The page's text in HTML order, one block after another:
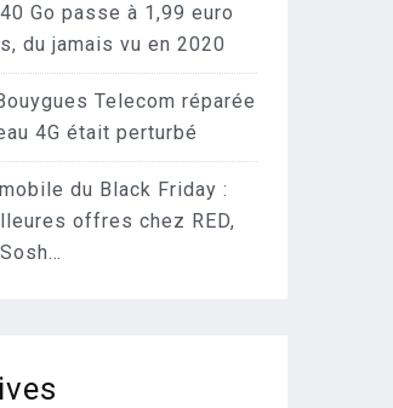
Go passe à 1,99 euro
du jamais vu en 2020
Telecom réparée
4G était perturbé
du Black Friday :
offres chez RED,